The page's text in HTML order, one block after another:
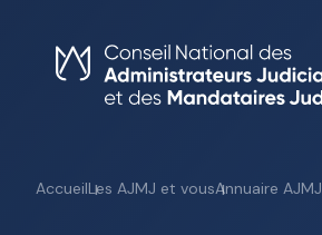
content
AccueilLes AJMJ et vousAnnuaire AJMJ